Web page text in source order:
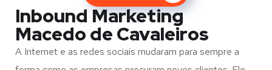
Inbound Marketing
Macedo de Cavaleiros
A Internet e as redes sociais mudaram para sempre a